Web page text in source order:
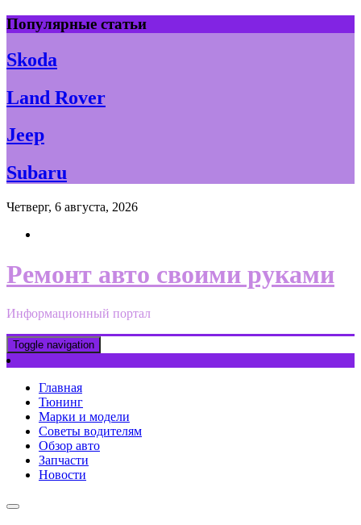
Skip
to
content
Популярные статьи
Skoda
Land Rover
Jeep
Subaru
Четверг, 6 августа, 2026
Ремонт авто своими руками
Информационный портал
Toggle navigation
Главная
Тюнинг
Марки и модели
Советы водителям
Обзор авто
Запчасти
Новости